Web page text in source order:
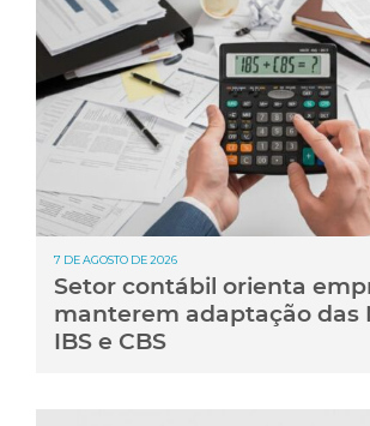
7 DE AGOSTO DE 2026
Setor contábil orienta
manterem adaptação das
IBS e CBS